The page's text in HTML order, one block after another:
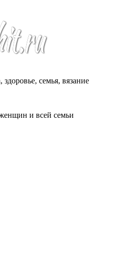
семья, вязание
и всей семьи